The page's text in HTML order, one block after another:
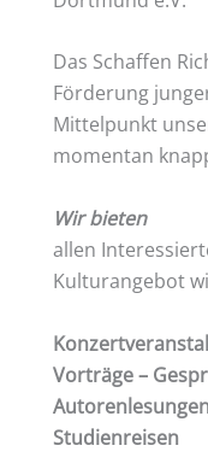
Das Schaffen
Förderung
Mittelpunkt
momentan
Wir bieten
allen
Kulturangebot
Vorträge –
Studienreisen